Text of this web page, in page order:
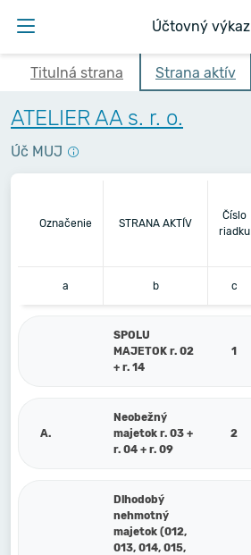
Účtovný výkaz
Titulná strana Strana aktív
ATELIER AA s. r. o.
Úč MUJ
Označenie STRANA AKTÍV
Číslo
riadku
a b c
SPOLU
MAJETOK r. 02
+ r. 14
1
A.
Neobežný
majetok r. 03 +
r. 04 + r. 09
2
Dlhodobý
nehmotný
majetok (012,
013, 014, 015,